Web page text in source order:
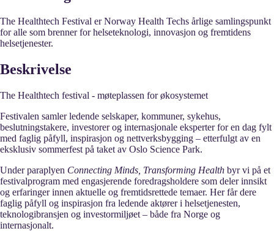
The Healthtech Festival er Norway Health Techs årlige samlingspunkt
for alle som brenner for helseteknologi, innovasjon og fremtidens
helsetjenester.
Beskrivelse
The Healthtech festival - møteplassen for økosystemet
Festivalen samler ledende selskaper, kommuner, sykehus,
beslutningstakere, investorer og internasjonale eksperter for en dag fylt
med faglig påfyll, inspirasjon og nettverksbygging – etterfulgt av en
eksklusiv sommerfest på taket av Oslo Science Park.
Under paraplyen Connecting Minds, Transforming Health byr vi på et
festivalprogram med engasjerende foredragsholdere som deler innsikt
og erfaringer innen aktuelle og fremtidsrettede temaer. Her får dere
faglig påfyll og inspirasjon fra ledende aktører i helsetjenesten,
teknologibransjen og investormiljøet – både fra Norge og
internasjonalt.